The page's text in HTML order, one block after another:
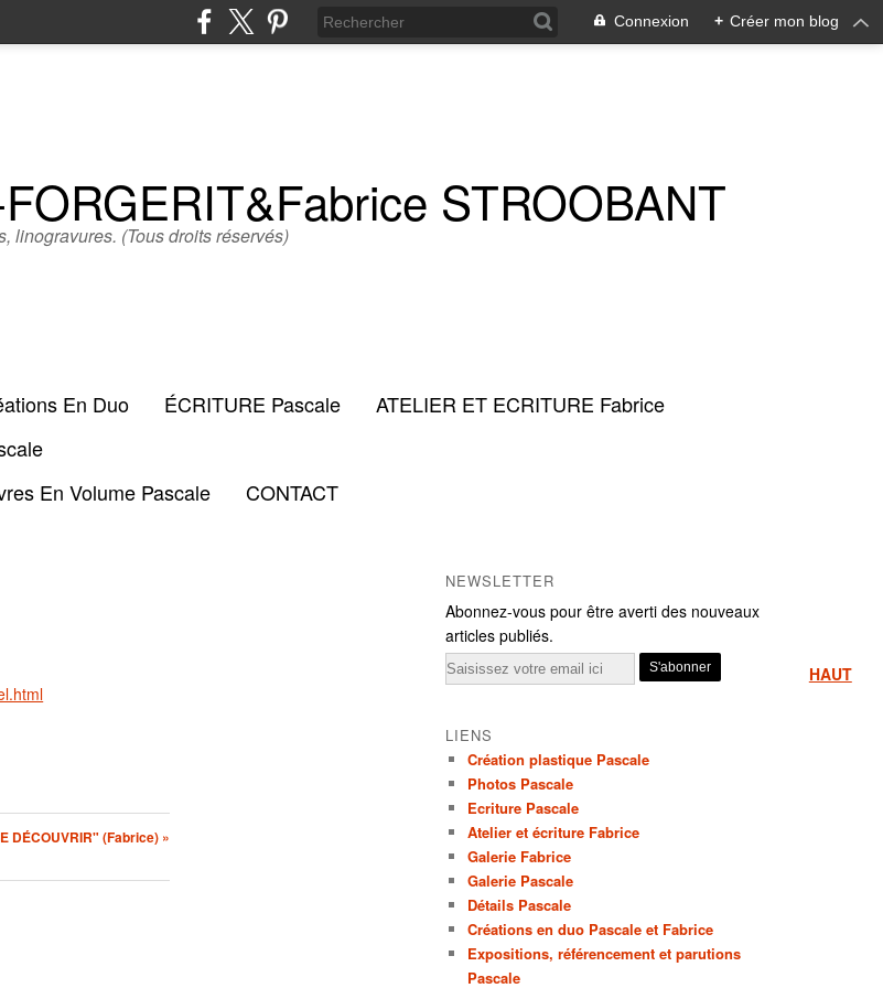
Connexion + Créer mon blog
STROOBANT
linogravures. (Tous droits réservés)
En Duo ÉCRITURE Pascale
ATELIER ET ECRITURE Fabrice
En Volume Pascale
CONTACT
HAUT
DÉCOUVRIR" (Fabrice) »
NEWSLETTER
Abonnez-vous pour être averti des nouveaux
articles publiés.
Email
LIENS
Création plastique Pascale
Photos Pascale
Ecriture Pascale
Atelier et écriture Fabrice
Galerie Fabrice
Galerie Pascale
Détails Pascale
Créations en duo Pascale et Fabrice
Expositions, référencement et parutions
Pascale